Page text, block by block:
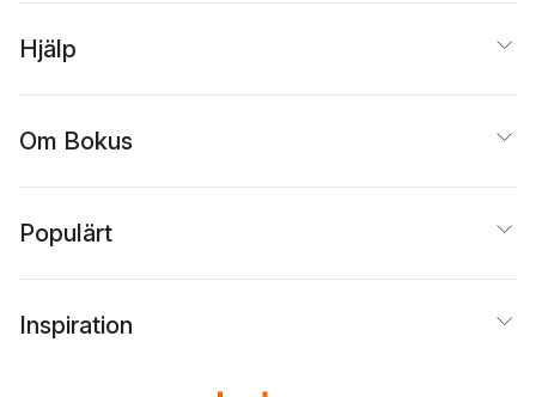
Hjälp
Om Bokus
Populärt
Inspiration